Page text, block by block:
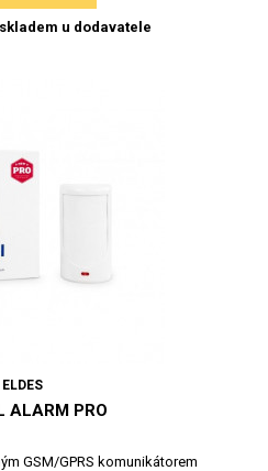
u dodavatele
ELDES
ALARM PRO
GSM/GPRS komunikátorem